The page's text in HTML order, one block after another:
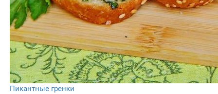
Пикантные гренки